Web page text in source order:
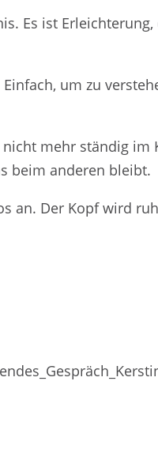
Es ist
um zu
mehr ständig im
beim anderen bleibt.
an. Der Kopf wird